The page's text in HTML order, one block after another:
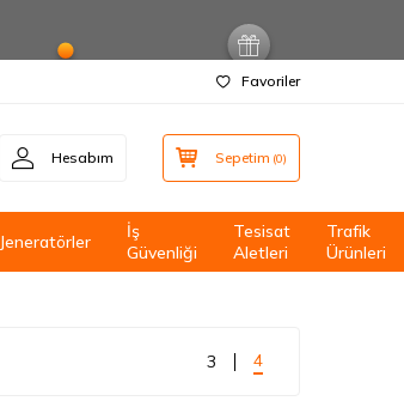
Favoriler
Hesabım Sepetim (0)
Jeneratörler
İş
Güvenliği
Tesisat
Aletleri
Trafik
Ürünleri
3 4